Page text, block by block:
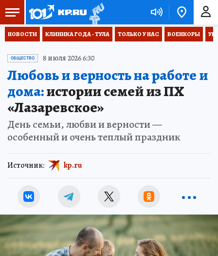
НОВОСТИ КЛИНИКА ГОДА - ТУЛА ТОЛЬКО У НАС ВОЕНКОРЫ
ОБЩЕСТВО 8 июля 2026 6:30
Любовь и верность на работе и
дома:истории семей из ПХ
«Лазаревское»
День семьи, любви и верности —
особенный и очень теплый праздник
Источник: kp.ru